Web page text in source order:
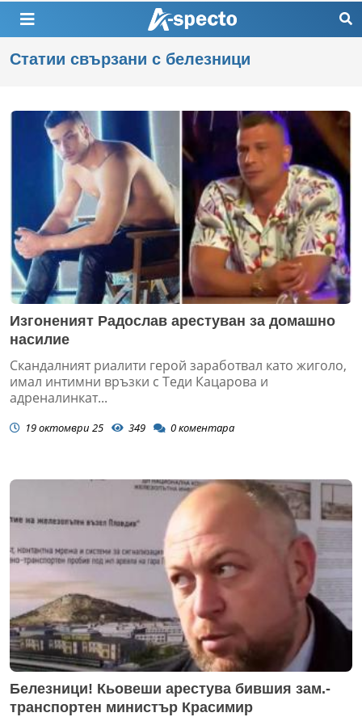
Статии свързани с белезници
Изгоненият Радослав арестуван за домашно
насилие
Скандалният риалити герой заработвал като жиголо,
имал интимни връзки с Теди Кацарова и
адреналинкат...
19 октомври 25 349 0коментара
Белезници! Кьовеши арестува бившия зам.-
транспортен министър Красимир